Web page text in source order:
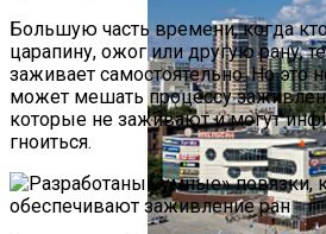
Большую часть времени, когда
царапину, ожог или другую рану,
заживает самостоятельно. Но это
может мешать процессу
которые не заживают и могут
гноиться.